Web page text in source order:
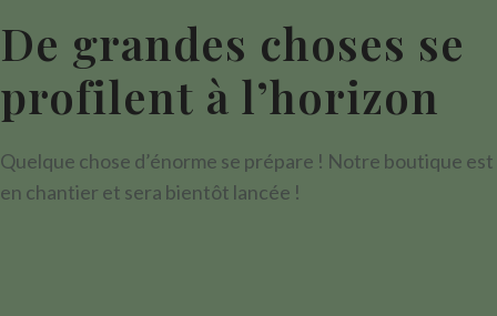
De grandes choses se
profilent à l’horizon
Quelque chose d’énorme se prépare ! Notre boutique est
en chantier et sera bientôt lancée !